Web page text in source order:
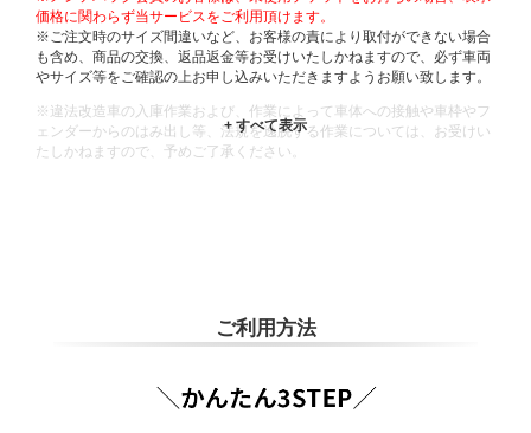
価格に関わらず当サービスをご利用頂けます。
※ご注文時のサイズ間違いなど、お客様の責により取付ができない場合
も含め、商品の交換、返品返金等お受けいたしかねますので、必ず車両
やサイズ等をご確認の上お申し込みいただきますようお願い致します。
※違法改造車の入庫作業および、作業によって車体への接触や車枠やフ
ェンダーからのはみ出し等、法規を逸脱する作業については、お受けい
たしかねますので、予めご了承ください。
ご利用方法